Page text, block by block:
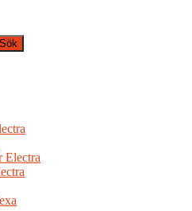
Electra